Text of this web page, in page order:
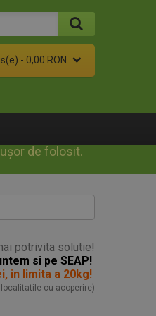
- 0,00 RON
de folosit.
potrivita solutie!
si pe SEAP!
in limita a 20kg!
cu acoperire)